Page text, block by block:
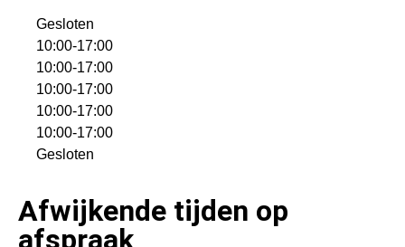
Gesloten
10:00-17:00
10:00-17:00
10:00-17:00
10:00-17:00
10:00-17:00
Gesloten
Afwijkende tijden op
afspraak